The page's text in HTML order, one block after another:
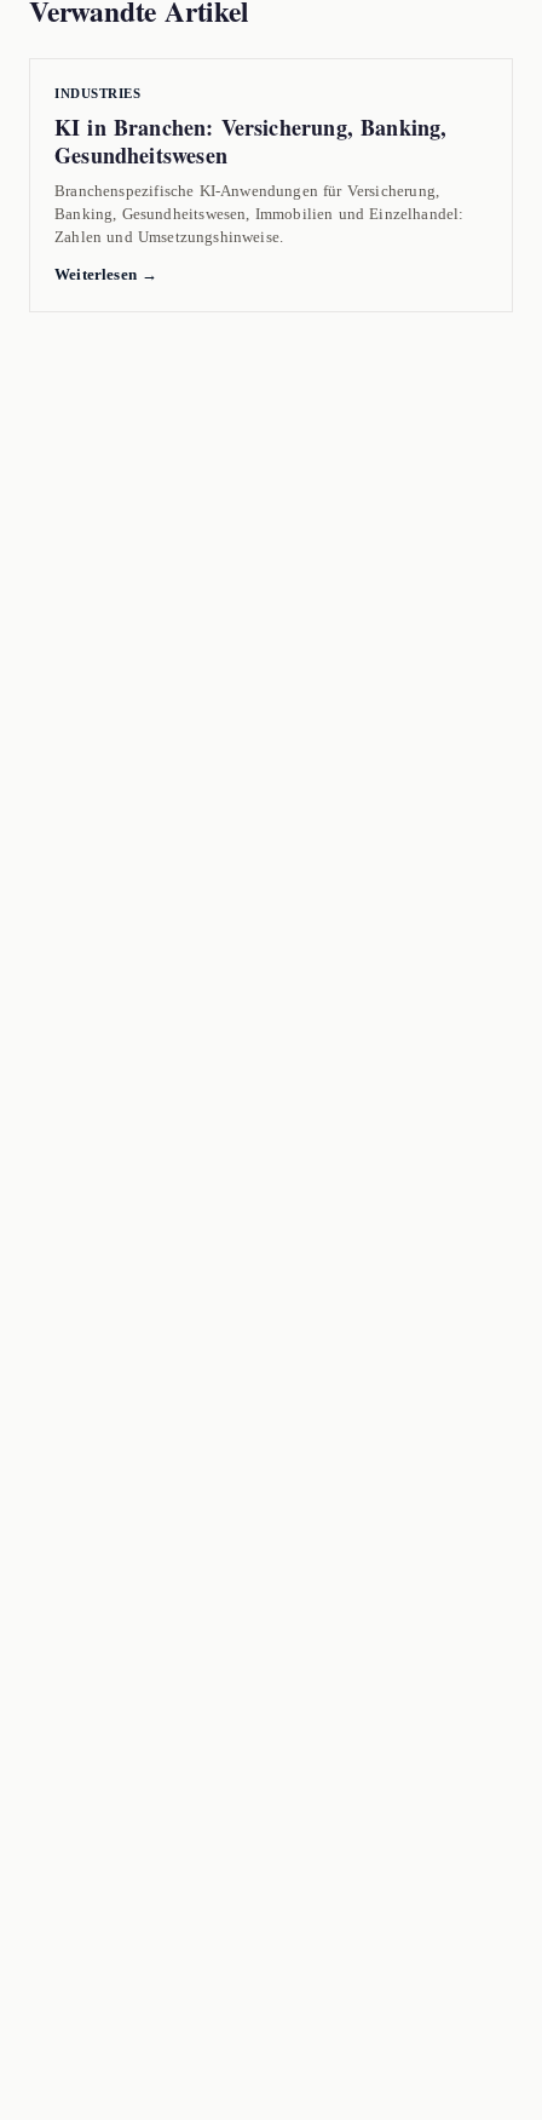
Verwandte Artikel
INDUSTRIES
KI in Branchen: Versicherung, Banking,
Gesundheitswesen
Branchenspezifische KI-Anwendungen für Versicherung,
Banking, Gesundheitswesen, Immobilien und Einzelhandel:
Zahlen und Umsetzungshinweise.
Weiterlesen →